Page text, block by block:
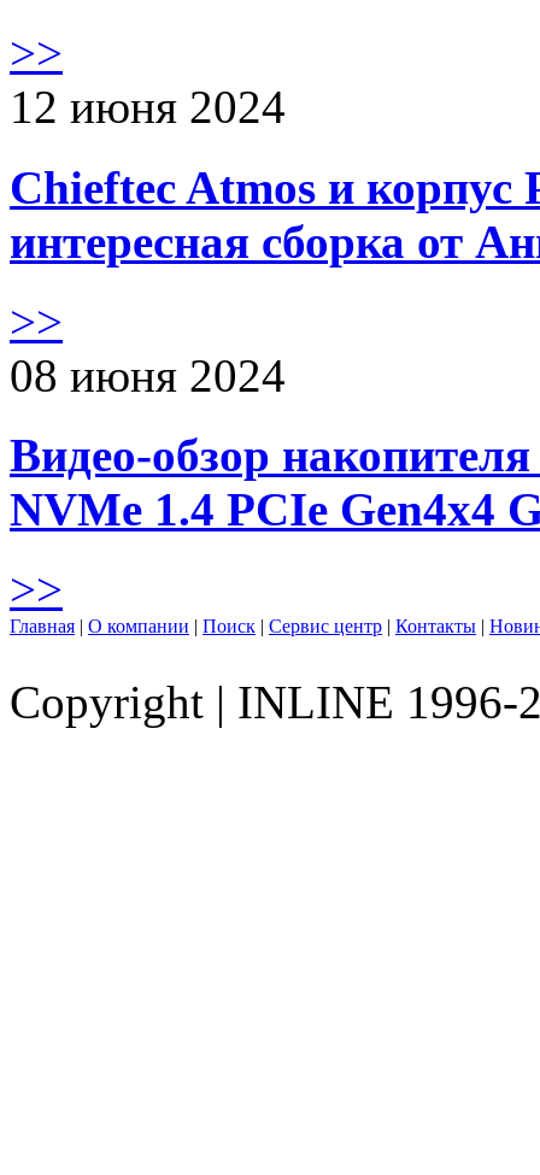
>>
12 июня 2024
Chieftec Atmos и корпус
интересная сборка от
>>
08 июня 2024
Видео-обзор
NVMe 1.4 PCIe Gen4х4
>>
Главная | О компании | Поиск | Сервис центр | Контакты |
Copyright | INLINE 1996-